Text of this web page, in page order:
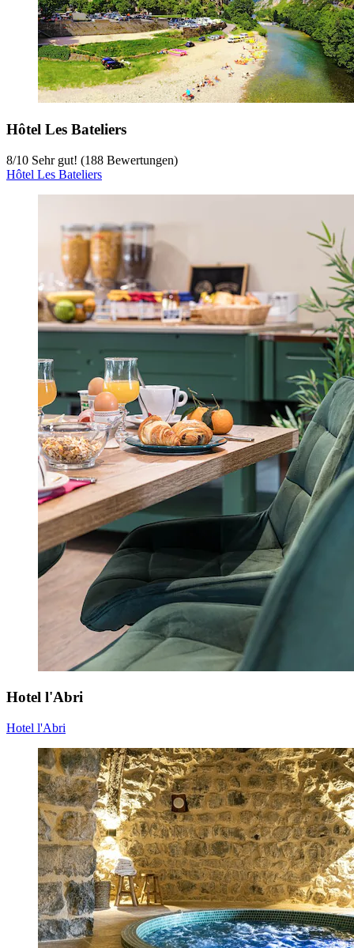
Hôtel Les Bateliers
8/10 Sehr gut! (188 Bewertungen)
Hôtel Les Bateliers
Hotel l'Abri
Hotel l'Abri